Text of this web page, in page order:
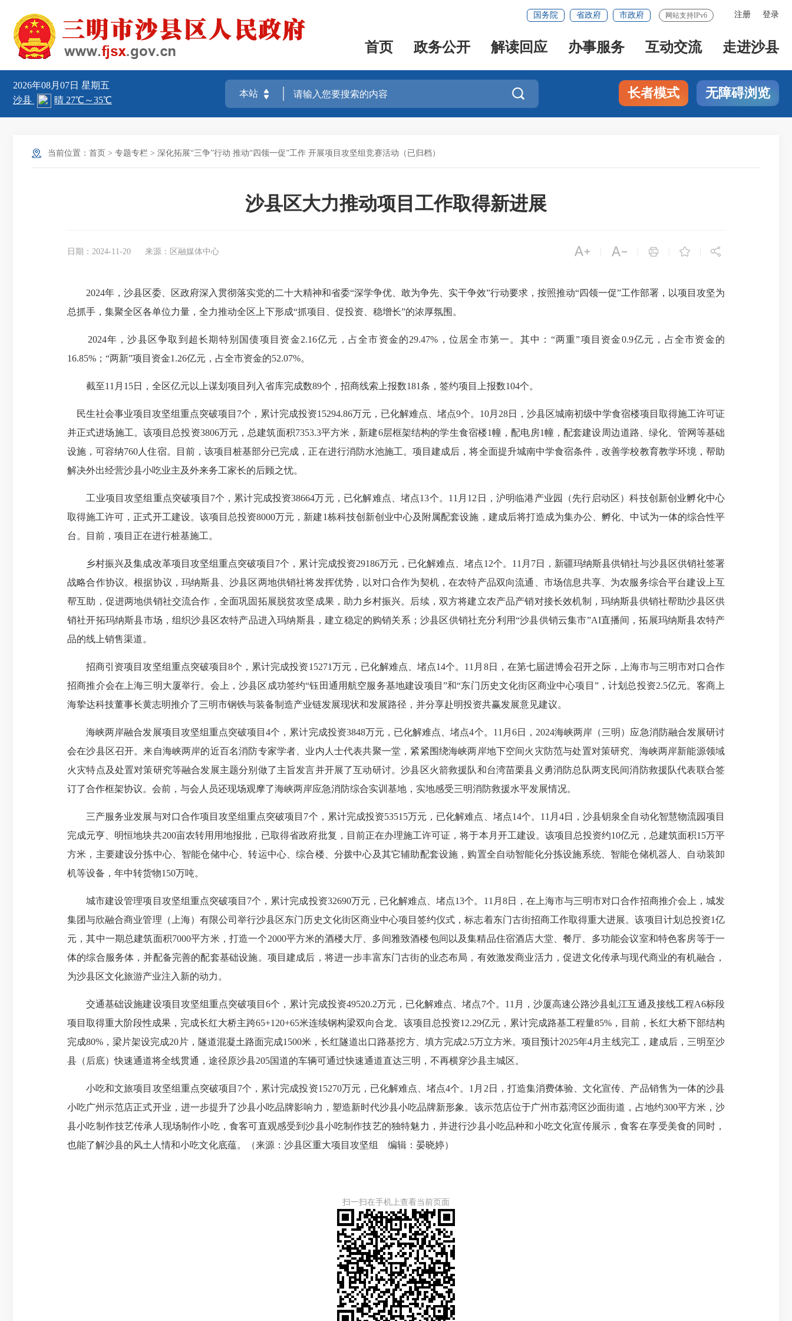
注册 登录
国务院 省政府 市政府 网站支持IPv6
首页 政务公开 解读回应 办事服务 互动交流 走进沙县
2026年08月07日 星期五
 长者模式 无障碍浏览
当前位置： 首页 > 专题专栏 > 深化拓展“三争”行动 推动“四领一促”工作 开展项目攻坚组竞赛活动（已归档）
沙县区大力推动项目工作取得新进展
日期：2024-11-20 来源：区融媒体中心     
2024年，沙县区委、区政府深入贯彻落实党的二十大精神和省委“深学争优、敢为争先、实干争效”行动要求，按照推动“四领一促”工作部署，以项目攻坚为
总抓手，集聚全区各单位力量，全力推动全区上下形成“抓项目、促投资、稳增长”的浓厚氛围。
2024年，沙县区争取到超长期特别国债项目资金2.16亿元，占全市资金的29.47%，位居全市第一。其中：“两重”项目资金0.9亿元，占全市资金的
16.85%；“两新”项目资金1.26亿元，占全市资金的52.07%。
截至11月15日，全区亿元以上谋划项目列入省库完成数89个，招商线索上报数181条，签约项目上报数104个。
民生社会事业项目攻坚组重点突破项目7个，累计完成投资15294.86万元，已化解难点、堵点9个。10月28日，沙县区城南初级中学食宿楼项目取得施工许可证
并正式进场施工。该项目总投资3806万元，总建筑面积7353.3平方米，新建6层框架结构的学生食宿楼1幢，配电房1幢，配套建设周边道路、绿化、管网等基础
设施，可容纳760人住宿。目前，该项目桩基部分已完成，正在进行消防水池施工。项目建成后，将全面提升城南中学食宿条件，改善学校教育教学环境，帮助
解决外出经营沙县小吃业主及外来务工家长的后顾之忧。
工业项目攻坚组重点突破项目7个，累计完成投资38664万元，已化解难点、堵点13个。11月12日，沪明临港产业园（先行启动区）科技创新创业孵化中心
取得施工许可，正式开工建设。该项目总投资8000万元，新建1栋科技创新创业中心及附属配套设施，建成后将打造成为集办公、孵化、中试为一体的综合性平
台。目前，项目正在进行桩基施工。
乡村振兴及集成改革项目攻坚组重点突破项目7个，累计完成投资29186万元，已化解难点、堵点12个。11月7日，新疆玛纳斯县供销社与沙县区供销社签署
战略合作协议。根据协议，玛纳斯县、沙县区两地供销社将发挥优势，以对口合作为契机，在农特产品双向流通、市场信息共享、为农服务综合平台建设上互
帮互助，促进两地供销社交流合作，全面巩固拓展脱贫攻坚成果，助力乡村振兴。后续，双方将建立农产品产销对接长效机制，玛纳斯县供销社帮助沙县区供
销社开拓玛纳斯县市场，组织沙县区农特产品进入玛纳斯县，建立稳定的购销关系；沙县区供销社充分利用“沙县供销云集市”AI直播间，拓展玛纳斯县农特产
品的线上销售渠道。
招商引资项目攻坚组重点突破项目8个，累计完成投资15271万元，已化解难点、堵点14个。11月8日，在第七届进博会召开之际，上海市与三明市对口合作
招商推介会在上海三明大厦举行。会上，沙县区成功签约“钰田通用航空服务基地建设项目”和“东门历史文化街区商业中心项目”，计划总投资2.5亿元。客商上
海挚达科技董事长黄志明推介了三明市钢铁与装备制造产业链发展现状和发展路径，并分享赴明投资共赢发展意见建议。
海峡两岸融合发展项目攻坚组重点突破项目4个，累计完成投资3848万元，已化解难点、堵点4个。11月6日，2024海峡两岸（三明）应急消防融合发展研讨
会在沙县区召开。来自海峡两岸的近百名消防专家学者、业内人士代表共聚一堂，紧紧围绕海峡两岸地下空间火灾防范与处置对策研究、海峡两岸新能源领域
火灾特点及处置对策研究等融合发展主题分别做了主旨发言并开展了互动研讨。沙县区火箭救援队和台湾苗栗县义勇消防总队两支民间消防救援队代表联合签
订了合作框架协议。会前，与会人员还现场观摩了海峡两岸应急消防综合实训基地，实地感受三明消防救援水平发展情况。
三产服务业发展与对口合作项目攻坚组重点突破项目7个，累计完成投资53515万元，已化解难点、堵点14个。11月4日，沙县钥泉全自动化智慧物流园项目
完成元亨、明恒地块共200亩农转用用地报批，已取得省政府批复，目前正在办理施工许可证，将于本月开工建设。该项目总投资约10亿元，总建筑面积15万平
方米，主要建设分拣中心、智能仓储中心、转运中心、综合楼、分拨中心及其它辅助配套设施，购置全自动智能化分拣设施系统、智能仓储机器人、自动装卸
机等设备，年中转货物150万吨。
城市建设管理项目攻坚组重点突破项目7个，累计完成投资32690万元，已化解难点、堵点13个。11月8日，在上海市与三明市对口合作招商推介会上，城发
集团与欣融合商业管理（上海）有限公司举行沙县区东门历史文化街区商业中心项目签约仪式，标志着东门古街招商工作取得重大进展。该项目计划总投资1亿
元，其中一期总建筑面积7000平方米，打造一个2000平方米的酒楼大厅、多间雅致酒楼包间以及集精品住宿酒店大堂、餐厅、多功能会议室和特色客房等于一
体的综合服务体，并配备完善的配套基础设施。项目建成后，将进一步丰富东门古街的业态布局，有效激发商业活力，促进文化传承与现代商业的有机融合，
为沙县区文化旅游产业注入新的动力。
交通基础设施建设项目攻坚组重点突破项目6个，累计完成投资49520.2万元，已化解难点、堵点7个。11月，沙厦高速公路沙县虬江互通及接线工程A6标段
项目取得重大阶段性成果，完成长红大桥主跨65+120+65米连续钢构梁双向合龙。该项目总投资12.29亿元，累计完成路基工程量85%，目前，长红大桥下部结构
完成80%，梁片架设完成20片，隧道混凝土路面完成1500米，长红隧道出口路基挖方、填方完成2.5万立方米。项目预计2025年4月主线完工，建成后，三明至沙
县（后底）快速通道将全线贯通，途径原沙县205国道的车辆可通过快速通道直达三明，不再横穿沙县主城区。
小吃和文旅项目攻坚组重点突破项目7个，累计完成投资15270万元，已化解难点、堵点4个。1月2日，打造集消费体验、文化宣传、产品销售为一体的沙县
小吃广州示范店正式开业，进一步提升了沙县小吃品牌影响力，塑造新时代沙县小吃品牌新形象。该示范店位于广州市荔湾区沙面街道，占地约300平方米，沙
县小吃制作技艺传承人现场制作小吃，食客可直观感受到沙县小吃制作技艺的独特魅力，并进行沙县小吃品种和小吃文化宣传展示，食客在享受美食的同时，
也能了解沙县的风土人情和小吃文化底蕴。（来源：沙县区重大项目攻坚组 编辑：晏晓婷）
扫一扫在手机上查看当前页面